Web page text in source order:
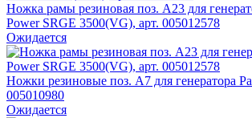
Ножка рамы резиновая поз. А23 для
Power SRGE 3500(VG), арт. 005012578
Ожидается
Ножки резиновые поз. A7 для генератора
005010980
Ожидается